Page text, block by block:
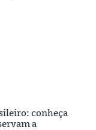
conheça
a